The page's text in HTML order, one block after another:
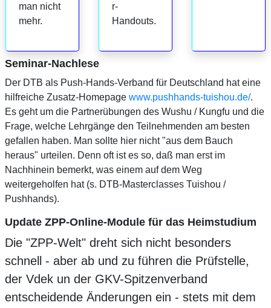
man nicht
mehr.
r-
Handouts.
Seminar-Nachlese
Der DTB als Push-Hands-Verband für Deutschland hat eine
hilfreiche Zusatz-Homepage www.pushhands-tuishou.de/.
Es geht um die Partnerübungen des Wushu / Kungfu und die
Frage, welche Lehrgänge den Teilnehmenden am besten
gefallen haben. Man sollte hier nicht "aus dem Bauch
heraus" urteilen. Denn oft ist es so, daß man erst im
Nachhinein bemerkt, was einem auf dem Weg
weitergeholfen hat (s. DTB-Masterclasses Tuishou /
Pushhands).
Update ZPP-Online-Module für das Heimstudium
Die "ZPP-Welt" dreht sich nicht besonders
schnell - aber ab und zu führen die Prüfstelle,
der Vdek un der GKV-Spitzenverband
entscheidende Änderungen ein - stets mit dem